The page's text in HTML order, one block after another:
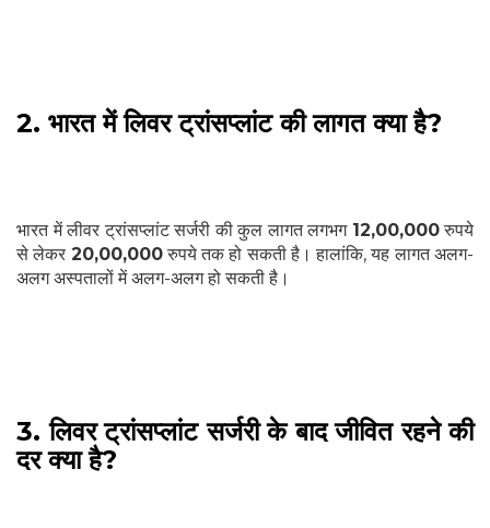
2. भारत में लिवर ट्रांसप्लांट की लागत क्या है?
भारत में लीवर ट्रांसप्लांट सर्जरी की कुल लागत लगभग 12,00,000रुपये
से लेकर 20,00,000रुपये तक हो सकती है। हालांकि, यह लागत अलग-
अलग अस्पतालों में अलग-अलग हो सकती है।
3. लिवर ट्रांसप्लांट सर्जरी के बाद जीवित रहने की
दर क्या है?